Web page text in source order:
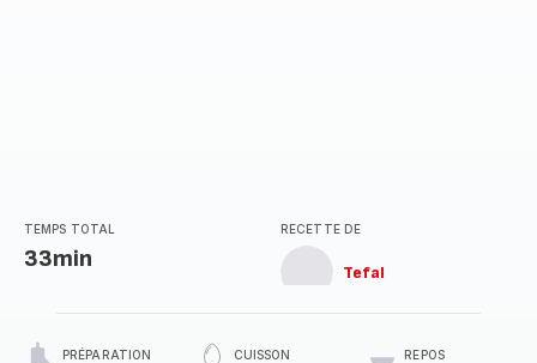
TEMPS TOTAL
33min
RECETTE DE
Tefal
PRÉPARATION CUISSON REPOS